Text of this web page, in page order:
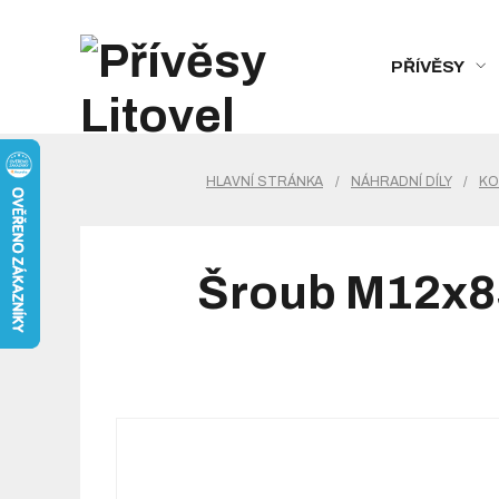
PŘÍVĚSY
HLAVNÍ STRÁNKA / NÁHRADNÍ DÍLY /
Šroub